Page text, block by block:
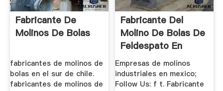
Fabricante De
Molinos De Bolas
fabricantes de molinos de
bolas en el sur de chile.
fabricantes de molinos de
Fabricante Del
Molino De Bolas De
Feldespato En
México
Empresas de molinos
industriales en mexico;
Follow Us: f t. Fabricante